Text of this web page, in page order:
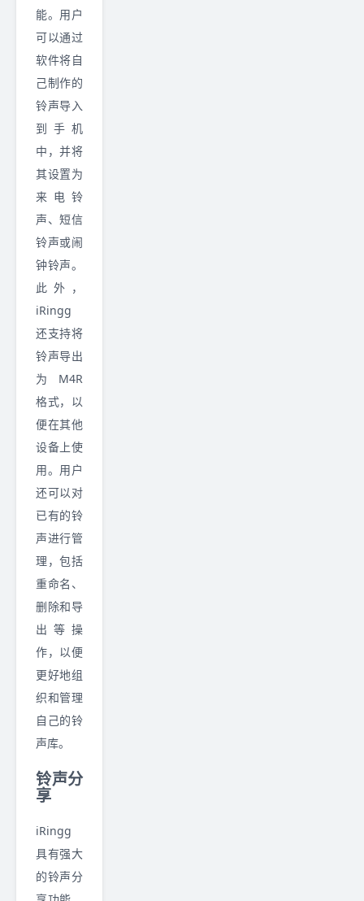
能。用户
可以通过
软件将自
己制作的
铃声导入
到手机
中，并将
其设置为
来电铃
声、短信
铃声或闹
钟铃声。
此外，
iRingg
还支持将
铃声导出
为 M4R
格式，以
便在其他
设备上使
用。用户
还可以对
已有的铃
声进行管
理，包括
重命名、
删除和导
出等操
作，以便
更好地组
织和管理
自己的铃
声库。
铃声分
享
iRingg
具有强大
的铃声分